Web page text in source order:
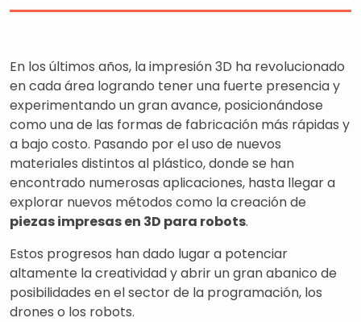
En los últimos años, la impresión 3D ha revolucionado
en cada área logrando tener una fuerte presencia y
experimentando un gran avance, posicionándose
como una de las formas de fabricación más rápidas y
a bajo costo. Pasando por el uso de nuevos
materiales distintos al plástico, donde se han
encontrado numerosas aplicaciones, hasta llegar a
explorar nuevos métodos como la creación de
piezas impresas en 3D para robots.
Estos progresos han dado lugar a potenciar
altamente la creatividad y abrir un gran abanico de
posibilidades en el sector de la programación, los
drones o los robots.